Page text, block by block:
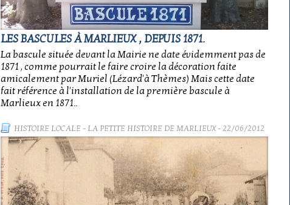
LES BASCULES À MARLIEUX , DEPUIS 1871.
La bascule située devant la Mairie ne date évidemment pas de
1871 , comme pourrait le faire croire la décoration faite
amicalement par Muriel (Lézard'à Thèmes) Mais cette date
fait référence à l'installation de la première bascule à
Marlieux en 1871..
HISTOIRE LOCALE- LA PETITE HISTOIRE DE MARLIEUX- 22/06/2012